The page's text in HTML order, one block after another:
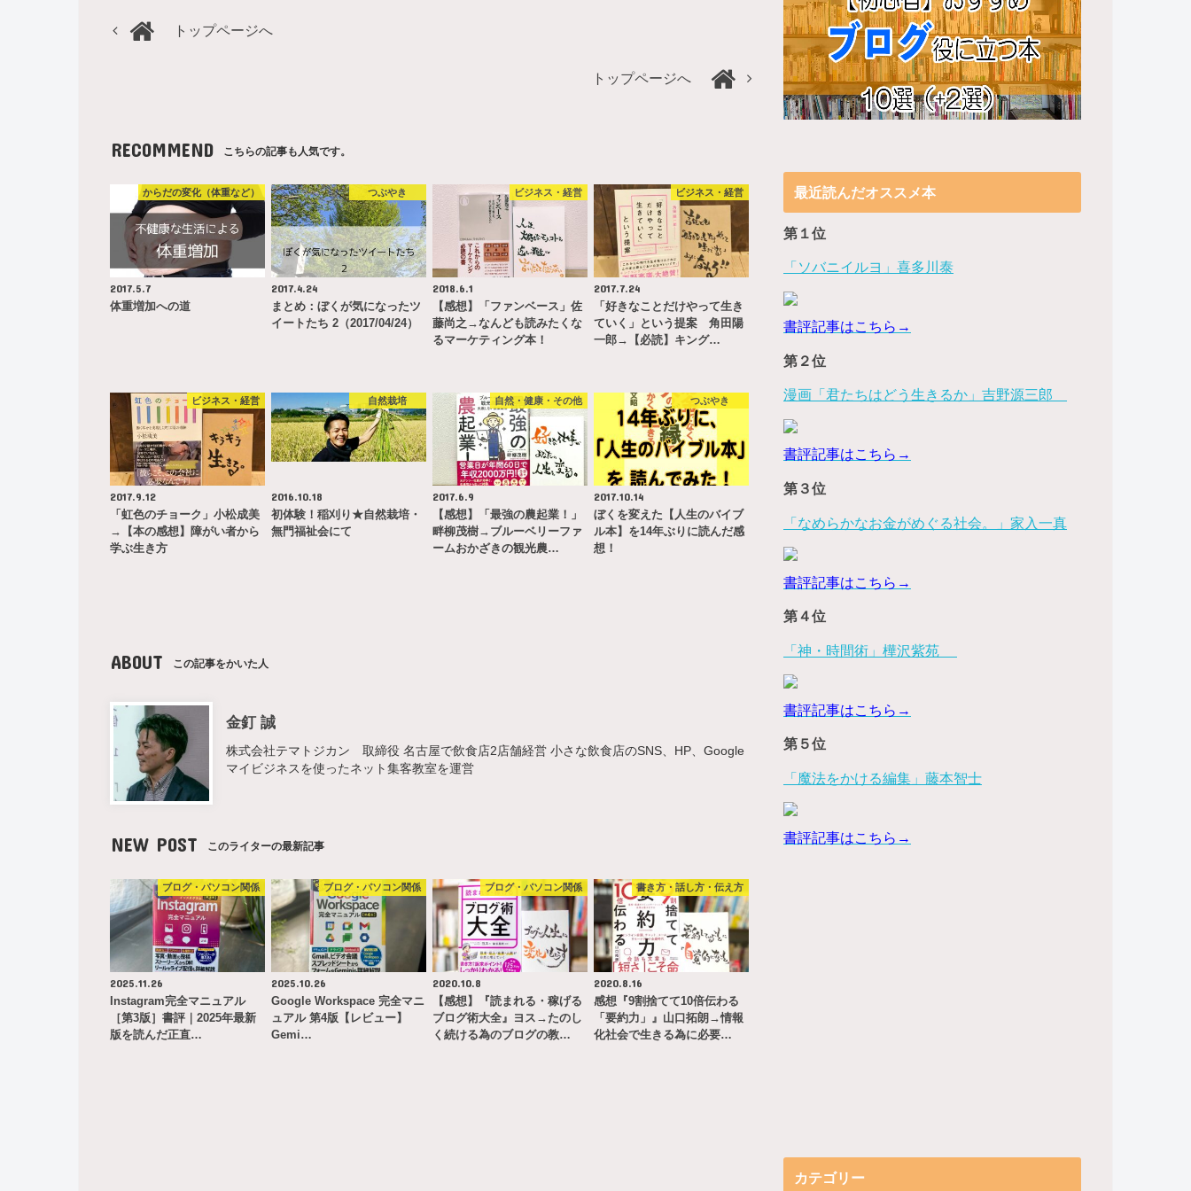
トップページへ
トップページへ
RECOMMEND こちらの記事も人気です。
からだの変化（体重など）
2017.5.7
体重増加への道
つぶやき
2017.4.24
まとめ：ぼくが気になったツ
イートたち 2（2017/04/24）
ビジネス・経営
2018.6.1
【感想】「ファンベース」佐
藤尚之→なんども読みたくな
るマーケティング本！
ビジネス・経営
2017.7.24
「好きなことだけやって生き
ていく」という提案 角田陽
一郎→【必読】キング…
ビジネス・経営
2017.9.12
「虹色のチョーク」小松成美
→【本の感想】障がい者から
学ぶ生き方
自然栽培
2016.10.18
初体験！稲刈り★自然栽培・
無門福祉会にて
自然・健康・その他
2017.6.9
【感想】「最強の農起業！」
畔柳茂樹→ブルーベリーファ
ームおかざきの観光農…
つぶやき
2017.10.14
ぼくを変えた【人生のバイブ
ル本】を14年ぶりに読んだ感
想！
ABOUT この記事をかいた人
金釘 誠
株式会社テマトジカン 取締役 名古屋で飲食店2店舗経営 小さな飲食店のSNS、HP、Google
マイビジネスを使ったネット集客教室を運営
NEW POST このライターの最新記事
ブログ・パソコン関係
2025.11.26
Instagram完全マニュアル
［第3版］書評｜2025年最新
版を読んだ正直…
ブログ・パソコン関係
2025.10.26
Google Workspace 完全マニ
ュアル 第4版【レビュー】
Gemi…
ブログ・パソコン関係
2020.10.8
【感想】『読まれる・稼げる
ブログ術大全』ヨス→たのし
く続ける為のブログの教…
書き方・話し方・伝え方
2020.8.16
感想『9割捨てて10倍伝わる
「要約力」』山口拓朗→情報
化社会で生きる為に必要…
最近読んだオススメ本
第１位
「ソバニイルヨ」喜多川泰
書評記事はこちら→
第２位
漫画「君たちはどう生きるか」吉野源三郎
書評記事はこちら→
第３位
「なめらかなお金がめぐる社会。」家入一真
書評記事はこちら→
第４位
「神・時間術」樺沢紫苑
書評記事はこちら→
第５位
「魔法をかける編集」藤本智士
書評記事はこちら→
カテゴリー